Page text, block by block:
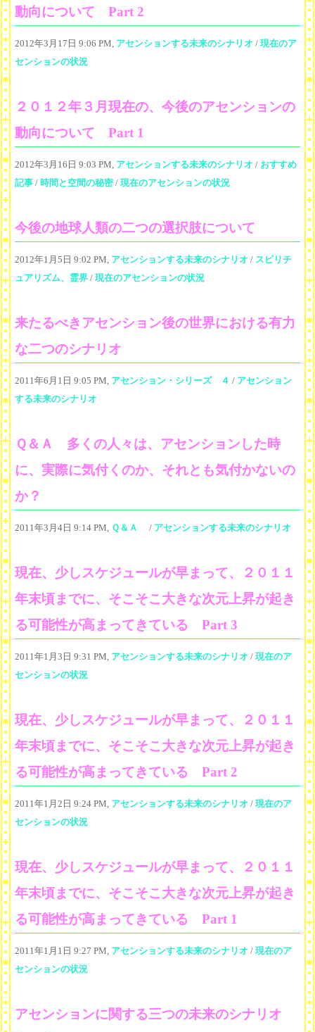
動向について Part 2
2012年3月17日 9:06 PM, アセンションする未来のシナリオ / 現在のア
センションの状況
２０１２年３月現在の、今後のアセンションの
動向について Part 1
2012年3月16日 9:03 PM, アセンションする未来のシナリオ / おすすめ
記事 / 時間と空間の秘密/ 現在のアセンションの状況
今後の地球人類の二つの選択肢について
2012年1月5日 9:02 PM, アセンションする未来のシナリオ / スピリチ
ュアリズム、霊界 / 現在のアセンションの状況
来たるべきアセンション後の世界における有力
な二つのシナリオ
2011年6月1日 9:05 PM, アセンション・シリーズ ４ / アセンション
する未来のシナリオ
Ｑ＆Ａ 多くの人々は、アセンションした時
に、実際に気付くのか、それとも気付かないの
か？
2011年3月4日 9:14 PM, Ｑ＆Ａ / アセンションする未来のシナリオ
現在、少しスケジュールが早まって、２０１１
年末頃までに、そこそこ大きな次元上昇が起き
る可能性が高まってきている Part 3
2011年1月3日 9:31 PM, アセンションする未来のシナリオ / 現在のア
センションの状況
現在、少しスケジュールが早まって、２０１１
年末頃までに、そこそこ大きな次元上昇が起き
る可能性が高まってきている Part 2
2011年1月2日 9:24 PM, アセンションする未来のシナリオ / 現在のア
センションの状況
現在、少しスケジュールが早まって、２０１１
年末頃までに、そこそこ大きな次元上昇が起き
る可能性が高まってきている Part 1
2011年1月1日 9:27 PM, アセンションする未来のシナリオ / 現在のア
センションの状況
アセンションに関する三つの未来のシナリオ